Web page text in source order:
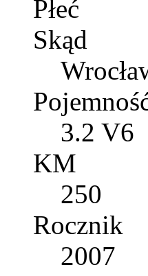
Płeć
Skąd
3.2 V6
KM
250
Rocznik
2007